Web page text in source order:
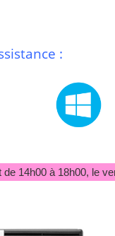
:
14h00 à 18h00, le